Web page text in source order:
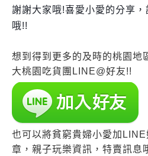
謝謝大家哦!喜愛小愛的分享
哦!!
想到得到更多的及時的桃園地
大桃園吃貨團LINE@好友!!
也可以將貧窮貴婦小愛加
章，親子玩樂資訊，特賣訊息